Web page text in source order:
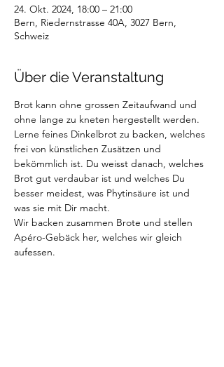
24. Okt. 2024, 18:00 – 21:00
Bern, Riedernstrasse 40A, 3027 Bern,
Schweiz
Über die Veranstaltung
Brot kann ohne grossen Zeitaufwand und
ohne lange zu kneten hergestellt werden.
Lerne feines Dinkelbrot zu backen, welches
frei von künstlichen Zusätzen und
bekömmlich ist. Du weisst danach, welches
Brot gut verdaubar ist und welches Du
besser meidest, was Phytinsäure ist und
was sie mit Dir macht.
Wir backen zusammen Brote und stellen
Apéro-Gebäck her, welches wir gleich
aufessen.